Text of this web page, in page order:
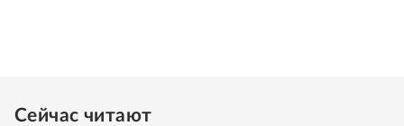
Сейчас читают